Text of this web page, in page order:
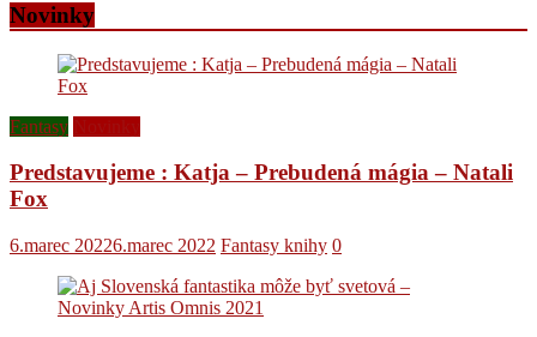
Novinky
Fantasy
Predstavujeme : Katja – Prebudená mágia – Natali
Fox
6.marec 20226.marec 2022 Fantasy knihy 0